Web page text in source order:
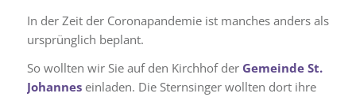
In der Zeit der Coronapandemie ist manches anders als
ursprünglich beplant.
So wollten wir Sie auf den Kirchhof der Gemeinde St.
Johanneseinladen. Die Sternsinger wollten dort ihre